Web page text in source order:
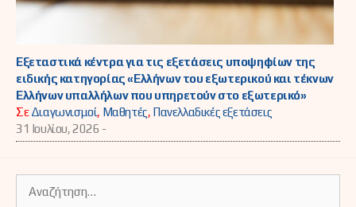
Εξεταστικά κέντρα για τις εξετάσεις υποψηφίων της
ειδικής κατηγορίας «Ελλήνων του εξωτερικού και τέκνων
Ελλήνων υπαλλήλων που υπηρετούν στο εξωτερικό»
ΣεΔιαγωνισμοί, Μαθητές, Πανελλαδικές εξετάσεις
31 Ιουλίου, 2026 -
για: